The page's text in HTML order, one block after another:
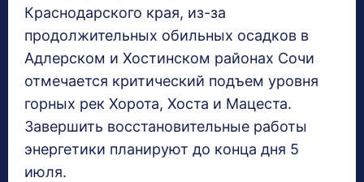
Краснодарского края, из-за
продолжительных обильных осадков в
Адлерском и Хостинском районах Сочи
отмечается критический подъем уровня
горных рек Хорота, Хоста и Мацеста.
Завершить восстановительные работы
энергетики планируют до конца дня 5
июля.